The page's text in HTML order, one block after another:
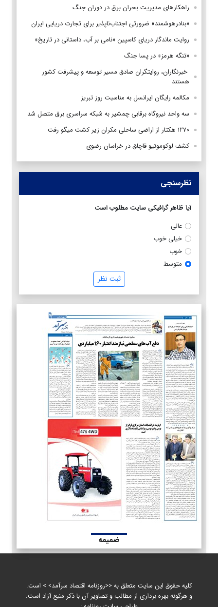
راهکارهای مدیریت بحران برق در دوران جنگ
«بنادرهوشمند» ضرورتی اجتناب‌ناپذیر برای تجارت دریایی ایران
روایت ماندگار دریای کاسپین «نامی بر آب، داستانی در تاریخ»
«تنگه هرمز» در پسا جنگ
‌ خبرنگاران، روایتگران صادق مسیر توسعه و پیشرفت کشور
هستند
مکالمه رایگان ایرانسل به مناسبت روز تبریز
سه واحد نیروگاه برقابی چمشیر به شبکه سراسری برق متصل شد
۱۲۷۰ هکتار از اراضی ساحلی مکران زیر کشت میگو رفت
کشف لوکوموتیو قاچاق در خراسان رضوی
نظرسنجی
آیا ظاهر گرافیکی سایت مطلوب است
عالی
خیلی خوب
خوب
متوسط
ثبت نظر
ضمیمه
کلیه حقوق این سایت متعلق به <<روزنامه اقتصاد سرآمد> > است.
و هرگونه بهره برداری از مطالب و تصاویر آن با ذکر منبع آزاد است.